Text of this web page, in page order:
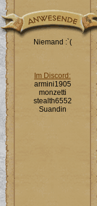
Niemand :`(
Im Discord:
armini1905
monzetti
stealth6552
Suandin